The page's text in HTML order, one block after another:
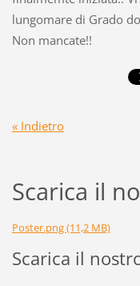
lungomare di Grado
Non mancate!!
« Indietro
Scarica il
Poster.png (11,2 MB)
Scarica il